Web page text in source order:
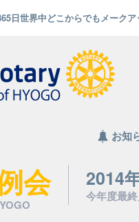
日世界中どこからでもメークア
お知
会 2014
今年度最